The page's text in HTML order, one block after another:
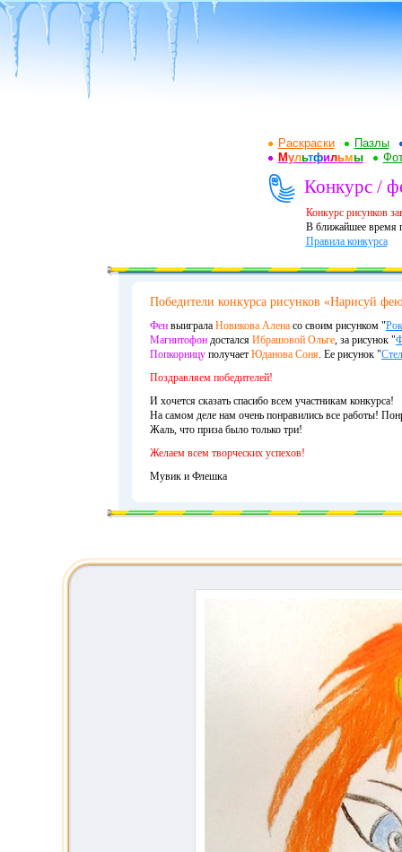
Раскраски
Пазлы
Мультфильмы
Конкурс /
Конкурс рисунков
В ближайшее время
Правила конкурса
Победители конкурса рисунков «Нарисуй
Фен выиграла Новикова Алена со своим рисунком "
Магнитофон достался Ибрашовой Ольге, за рисунок "
Попкорницу получает Юданова Соня. Ее рисунок "
Поздравляем победителей!
И хочется сказать спасибо всем участникам конкурса!
На самом деле нам очень понравились все работы!
Жаль, что приза было только три!
Желаем всем творческих успехов!
Мувик и Флешка